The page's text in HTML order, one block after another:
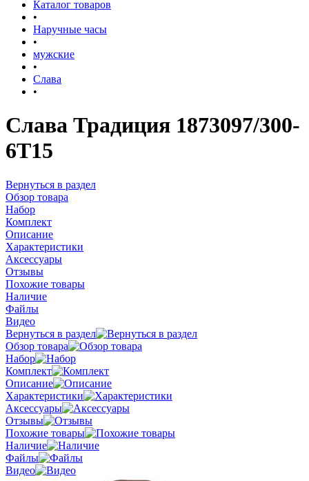
Каталог товаров
•
Наручные часы
•
мужские
•
Слава
•
Слава Традиция 1873097/300-
6Т15
Вернуться в раздел
Обзор товара
Набор
Комплект
Описание
Характеристики
Аксессуары
Отзывы
Похожие товары
Наличие
Файлы
Видео
Вернуться в раздел
Обзор товара
Набор
Комплект
Описание
Характеристики
Аксессуары
Отзывы
Похожие товары
Наличие
Файлы
Видео